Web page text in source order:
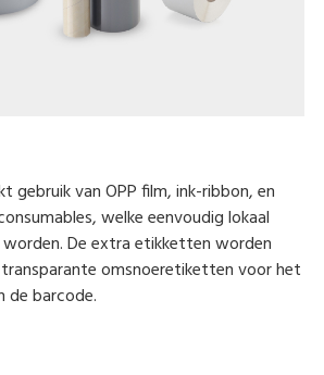
gebruik van OPP film, ink-ribbon, en
welke eenvoudig lokaal
De extra etikketten worden
omsnoeretiketten voor het
de barcode.